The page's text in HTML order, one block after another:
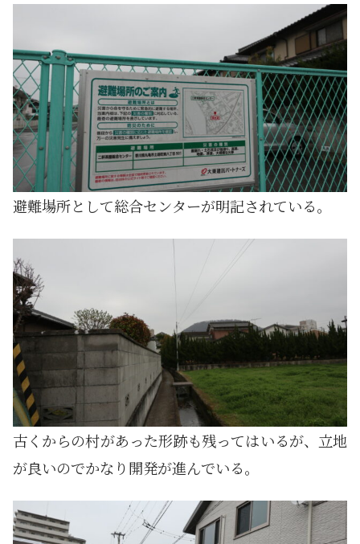
避難場所として総合センターが明記されている。
古くからの村があった形跡も残ってはいるが、立地
が良いのでかなり開発が進んでいる。